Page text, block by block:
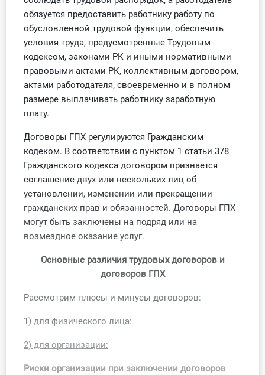
Учет по отраслям
Интернет-магазин
О Системе
Тарифы
Тестирование для
бухгалтера
обязуется предоставить работнику работу по
обусловленной трудовой функции, обеспечить
условия труда, предусмотренные Трудовым
кодексом, законами РК и иными нормативными
правовыми актами РК, коллективным договором,
актами работодателя, своевременно и в полном
размере выплачивать работнику заработную
плату.
Договоры ГПХ регулируются Гражданским
кодеком. В соответствии с пунктом 1 статьи 378
Гражданского кодекса договором признается
соглашение двух или нескольких лиц об
установлении, изменении или прекращении
гражданских прав и обязанностей. Договоры ГПХ
могут быть заключены на подряд или на
возмездное оказание услуг.
Основные различия трудовых договоров и
договоров ГПХ
Рассмотрим плюсы и минусы договоров:
1) для физического лица:
2) для организации:
Риски организации при заключении договоров